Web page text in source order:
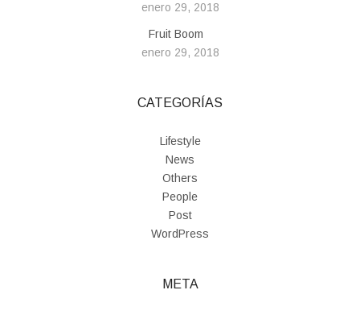
enero 29, 2018
Fruit Boom
enero 29, 2018
CATEGORÍAS
Lifestyle
News
Others
People
Post
WordPress
META